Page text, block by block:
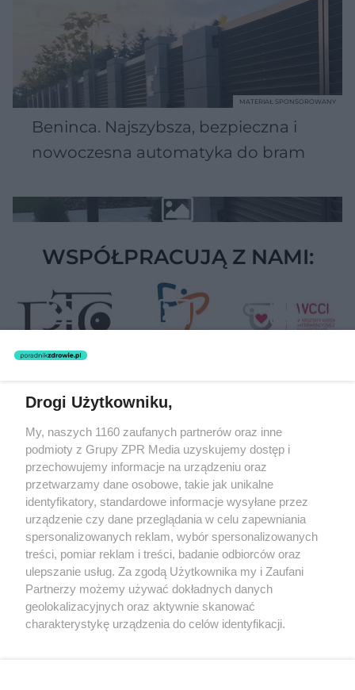
Beninca. Najszybsza, bezpieczna i
nowoczesna automatyka do bram
MATERIAŁ SPONSOROWANY
WSPÓŁPRACUJĄ Z NAMI:
Żaden utwór zamieszczony w serwisie nie może być powielany i
rozpowszechniany lub dalej rozpowszechniany w jakikolwiek sposób
(w tym także elektroniczny lub mechaniczny) na jakimkolwiek polu
eksploatacji w jakiejkolwiek formie, włącznie z umieszczaniem w
Internecie bez pisemnej zgody właściciela praw. Jakiekolwiek użycie
lub wykorzystanie utworów w całości lub w części z naruszeniem
prawa, tzn. bez właściwej zgody, jest zabronione pod groźbą kary i
może być ścigane prawnie.
O nas
Drogi Użytkowniku,
My, naszych 1160 zaufanych partnerów oraz inne
podmioty z Grupy ZPR Media uzyskujemy dostęp i
przechowujemy informacje na urządzeniu oraz
przetwarzamy dane osobowe, takie jak unikalne
identyfikatory, standardowe informacje wysyłane przez
urządzenie czy dane przeglądania w celu zapewniania
spersonalizowanych reklam, wybór spersonalizowanych
treści, pomiar reklam i treści, badanie odbiorców oraz
ulepszanie usług. Za zgodą Użytkownika my i Zaufani
Partnerzy możemy używać dokładnych danych
geolokalizacyjnych oraz aktywnie skanować
charakterystykę urządzenia do celów identyfikacji.